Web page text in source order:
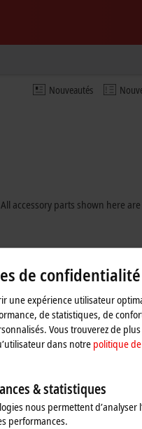
Nouveautés
accessory parts shown here
de confidentialité
une expérience utilisateur
de statistiques, de
Vous trouverez de
dans notre politique
& statistiques
nous permettent
performances.